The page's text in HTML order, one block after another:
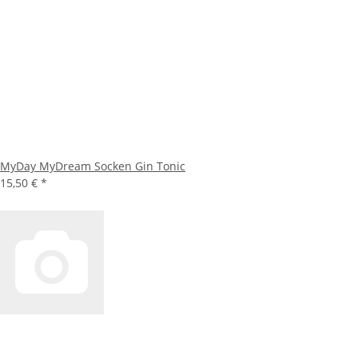
MyDay MyDream Socken Gin Tonic
15,50 € *